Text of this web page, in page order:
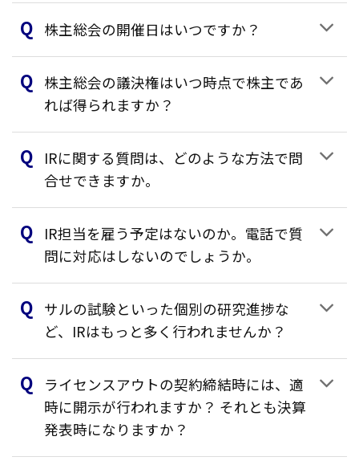
株主総会の開催日はいつですか？
株主総会の議決権はいつ時点で株主であ
れば得られますか？
IRに関する質問は、どのような方法で問
合せできますか。
IR担当を雇う予定はないのか。電話で質
問に対応はしないのでしょうか。
サルの試験といった個別の研究進捗な
ど、IRはもっと多く行われませんか？
ライセンスアウトの契約締結時には、適
時に開示が行われますか？ それとも決算
発表時になりますか？